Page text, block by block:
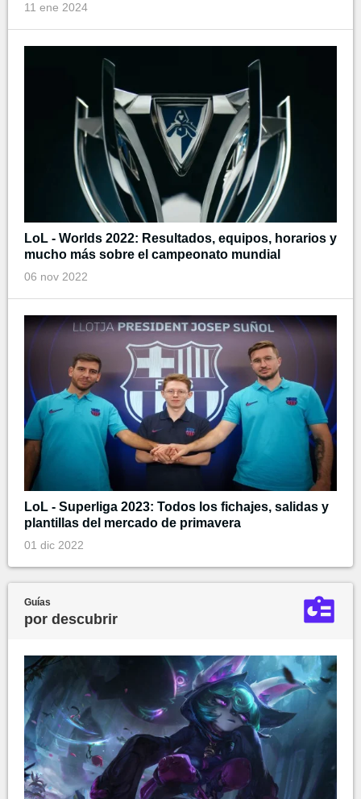
11 ene 2024
LoL - Worlds 2022: Resultados, equipos, horarios y
mucho más sobre el campeonato mundial
06 nov 2022
LoL - Superliga 2023: Todos los fichajes, salidas y
plantillas del mercado de primavera
01 dic 2022
Guías
por descubrir